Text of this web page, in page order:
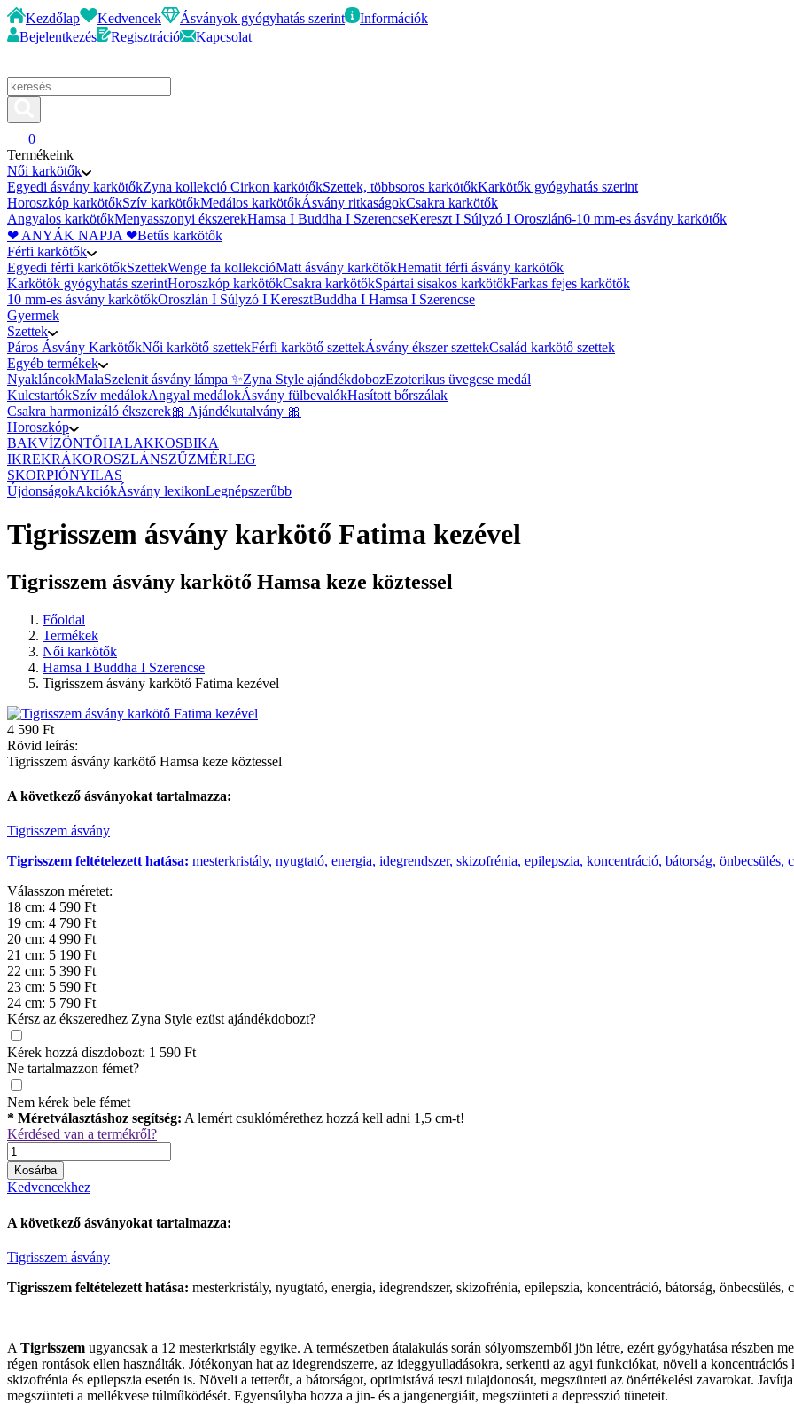
Kezdőlap Kedvencek Ásványok gyógyhatás szerint
Információk
Bejelentkezés
Regisztráció Kapcsolat
0
Termékeink
Női karkötők
Egyedi ásvány karkötőkZyna kollekció Cirkon karkötőkSzettek, többsoros karkötőkKarkötők gyógyhatás szerint
Horoszkóp karkötőkSzív karkötőkMedálos karkötőkÁsvány ritkaságokCsakra karkötők
Angyalos karkötőkMenyasszonyi ékszerekHamsa I Buddha I SzerencseKereszt I Súlyzó I Oroszlán6-10 mm-es ásvány karkötők
❤ ANYÁK NAPJA ❤Betűs karkötők
Férfi karkötők
Egyedi férfi karkötőkSzettekWenge fa kollekcióMatt ásvány karkötőkHematit férfi ásvány karkötők
Karkötők gyógyhatás szerintHoroszkóp karkötőkCsakra karkötőkSpártai sisakos karkötőkFarkas fejes karkötők
10 mm-es ásvány karkötőkOroszlán I Súlyzó I KeresztBuddha I Hamsa I Szerencse
Gyermek
Szettek
Páros Ásvány KarkötőkNői karkötő szettekFérfi karkötő szettekÁsvány ékszer szettekCsalád karkötő szettek
Egyéb termékek
NyakláncokMalaSzelenit ásvány lámpa ✨Zyna Style ajándékdobozEzoterikus üvegcse medál
KulcstartókSzív medálokAngyal medálokÁsvány fülbevalókHasított bőrszálak
Csakra harmonizáló ékszerek🎀 Ajándékutalvány 🎀
Horoszkóp
BAKVÍZÖNTŐHALAKKOSBIKA
IKREKRÁKOROSZLÁNSZŰZMÉRLEG
SKORPIÓNYILAS
ÚjdonságokAkciókÁsvány lexikonLegnépszerűbb
Tigrisszem ásvány karkötő Fatima kezével
Tigrisszem ásvány karkötő Hamsa keze köztessel
Főoldal
Termékek
Női karkötők
Hamsa I Buddha I Szerencse
Tigrisszem ásvány karkötő Fatima kezével
4 590 Ft
Rövid leírás:
Tigrisszem ásvány karkötő Hamsa keze köztessel
A következő ásványokat tartalmazza:
Tigrisszem ásvány
Tigrisszem feltételezett hatása: mesterkristály, nyugtató, energia, idegrendszer, skizofrénia, epilepszia, koncentráció, bátorság, önbecsülés,
Válasszon méretet:
18 cm: 4 590 Ft
19 cm: 4 790 Ft
20 cm: 4 990 Ft
21 cm: 5 190 Ft
22 cm: 5 390 Ft
23 cm: 5 590 Ft
24 cm: 5 790 Ft
Kérsz az ékszeredhez Zyna Style ezüst ajándékdobozt?
Kérek hozzá díszdobozt: 1 590 Ft
Ne tartalmazzon fémet?
Nem kérek bele fémet
* Méretválasztáshoz segítség: A lemért csuklómérethez hozzá kell adni 1,5 cm-t!
Kérdésed van a termékről?
Kosárba
Kedvencekhez
A következő ásványokat tartalmazza:
Tigrisszem ásvány
Tigrisszem feltételezett hatása: mesterkristály, nyugtató, energia, idegrendszer, skizofrénia, epilepszia, koncentráció, bátorság, önbecsülés,
A Tigrisszem ugyancsak a 12 mesterkristály egyike. A természetben átalakulás során sólyomszemből jön létre, ezért gyógyhatása részben
régen rontások ellen használták. Jótékonyan hat az idegrendszerre, az ideggyulladásokra, serkenti az agyi funkciókat, növeli a koncentrációs
skizofrénia és epilepszia esetén is. Növeli a tetterőt, a bátorságot, optimistává teszi tulajdonosát, megszünteti az önértékelési zavarokat.
megszünteti a mellékvese túlműködését. Egyensúlyba hozza a jin- és a jangenergiáit, megszünteti a depresszió tüneteit.